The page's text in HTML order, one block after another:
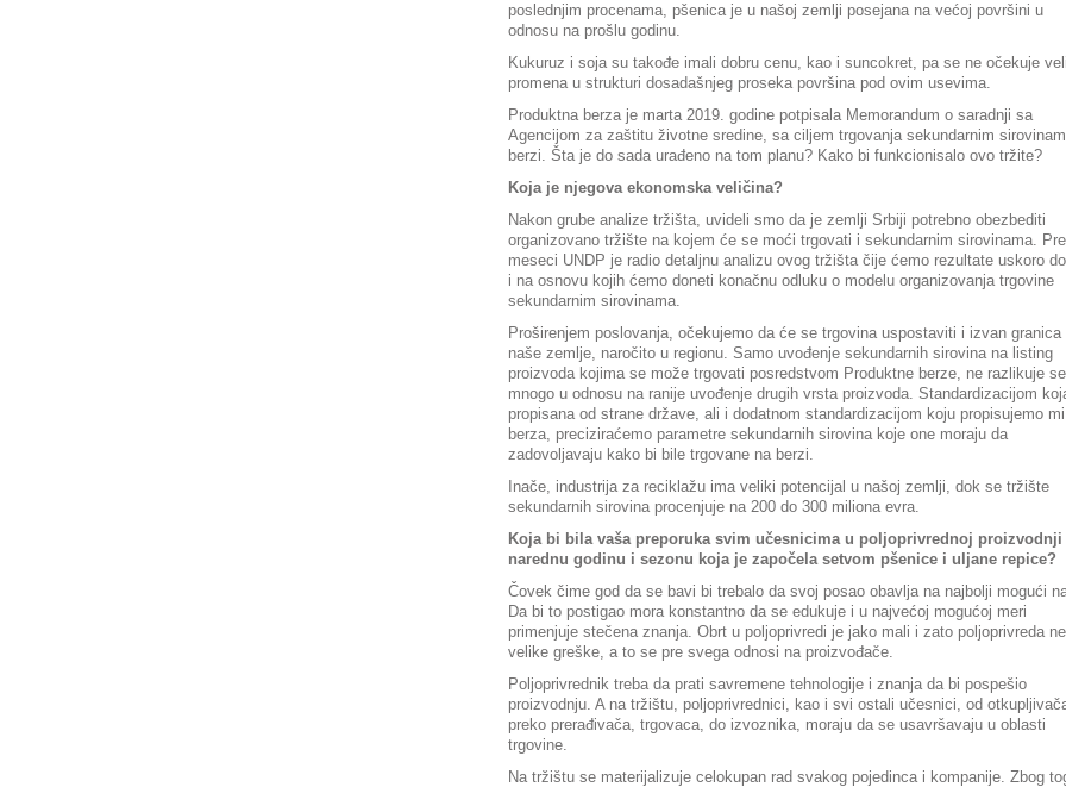
poslednjim procenama, pšenica je u našoj zemlji posejana na većoj površini u
odnosu na prošlu godinu.
Kukuruz i soja su takođe imali dobru cenu, kao i suncokret, pa se ne očekuje
promena u strukturi dosadašnjeg proseka površina pod ovim usevima.
Produktna berza je marta 2019. godine potpisala Memorandum o saradnji sa
Agencijom za zaštitu životne sredine, sa ciljem trgovanja sekundarnim
berzi. Šta je do sada urađeno na tom planu? Kako bi funkcionisalo ovo tržite?
Koja je njegova ekonomska veličina?
Nakon grube analize tržišta, uvideli smo da je zemlji Srbiji potrebno obezbediti
organizovano tržište na kojem će se moći trgovati i sekundarnim sirovinama.
meseci UNDP je radio detaljnu analizu ovog tržišta čije ćemo rezultate uskoro
i na osnovu kojih ćemo doneti konačnu odluku o modelu organizovanja trgovine
sekundarnim sirovinama.
Proširenjem poslovanja, očekujemo da će se trgovina uspostaviti i izvan granica
naše zemlje, naročito u regionu. Samo uvođenje sekundarnih sirovina na listing
proizvoda kojima se može trgovati posredstvom Produktne berze, ne razlikuje se
mnogo u odnosu na ranije uvođenje drugih vrsta proizvoda. Standardizacijom
propisana od strane države, ali i dodatnom standardizacijom koju propisujemo
berza, preciziraćemo parametre sekundarnih sirovina koje one moraju da
zadovoljavaju kako bi bile trgovane na berzi.
Inače, industrija za reciklažu ima veliki potencijal u našoj zemlji, dok se tržište
sekundarnih sirovina procenjuje na 200 do 300 miliona evra.
Koja bi bila vaša preporuka svim učesnicima u poljoprivrednoj proizvodnji
narednu godinu i sezonu koja je započela setvom pšenice i uljane repice?
Čovek čime god da se bavi bi trebalo da svoj posao obavlja na najbolji mogući
Da bi to postigao mora konstantno da se edukuje i u najvećoj mogućoj meri
primenjuje stečena znanja. Obrt u poljoprivredi je jako mali i zato poljoprivreda
velike greške, a to se pre svega odnosi na proizvođače.
Poljoprivrednik treba da prati savremene tehnologije i znanja da bi pospešio
proizvodnju. A na tržištu, poljoprivrednici, kao i svi ostali učesnici, od
preko prerađivača, trgovaca, do izvoznika, moraju da se usavršavaju u oblasti
trgovine.
Na tržištu se materijalizuje celokupan rad svakog pojedinca i kompanije. Zbog